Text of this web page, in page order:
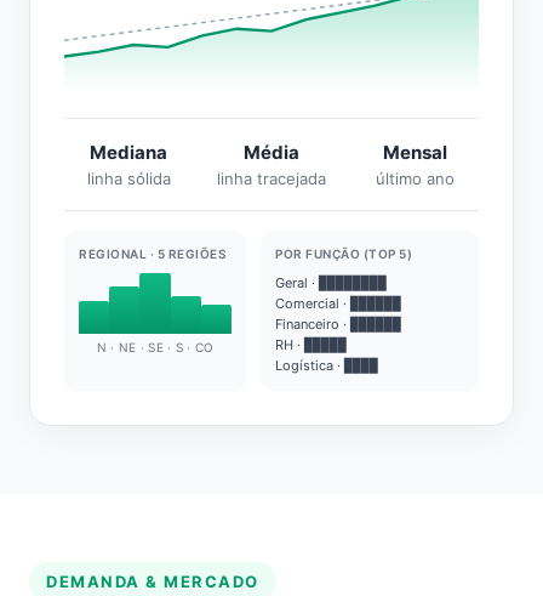
Mediana
linha sólida
Média
linha tracejada
Mensal
último ano
REGIONAL · 5 REGIÕES
N · NE · SE · S · CO
POR FUNÇÃO (TOP 5)
Geral · ████████
Comercial · ██████
Financeiro · ██████
RH · █████
Logística · ████
DEMANDA & MERCADO